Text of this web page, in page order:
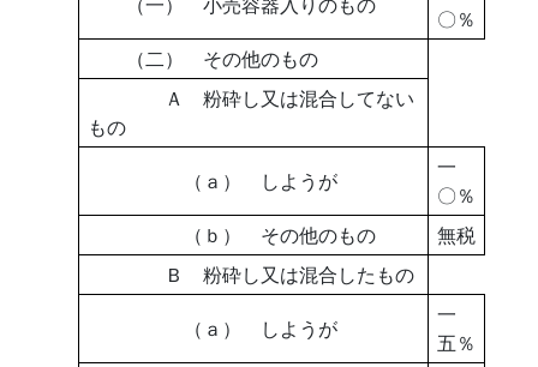
〇％
（二） その他のもの
Ａ 粉砕し又は混合してない
もの
（ａ） しようが
一
〇％
（ｂ） その他のもの
無税
Ｂ 粉砕し又は混合したもの
（ａ） しようが
一
五％